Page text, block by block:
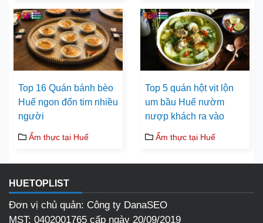
Top 16 Quán bánh bèo
Huế ngon đốn tim nhiều
người
Ẩm thực tại Huế
Top 5 quán hột vịt lộn
um bầu Huế nườm
nượp khách ra vào
Ẩm thực tại Huế
HUETOPLIST
Đơn vị chủ quản: Công ty DanaSEO
MST: 0402001765 cấp ngày 20/09/2019